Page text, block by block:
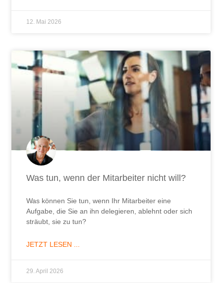
12. Mai 2026
Was tun, wenn der Mitarbeiter nicht will?
Was können Sie tun, wenn Ihr Mitarbeiter eine
Aufgabe, die Sie an ihn delegieren, ablehnt oder sich
sträubt, sie zu tun?
JETZT LESEN ...
29. April 2026